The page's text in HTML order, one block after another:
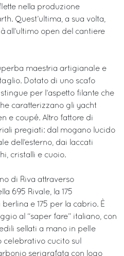
nella produzione
Quest’ultima, a sua volta,
all’ultimo open del cantiere
maestria artigianale e
Dotato di uno scafo
per l’aspetto filante che
caratterizzano gli yacht
e coupé. Altro fattore di
pregiati: dal mogano lucido
dell’esterno, dai laccati
cristalli e cuoio.
di Riva attraverso
695 Rivale, la 175
e 175 per la cabrio. È
al “saper fare” italiano, con
sellati a mano in pelle
celebrativo cucito sul
serigrafata con logo